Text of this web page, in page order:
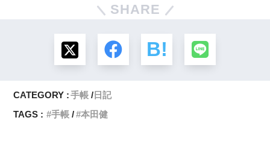
SHARE
CATEGORY :手帳
日記
TAGS :
手帳 本田健